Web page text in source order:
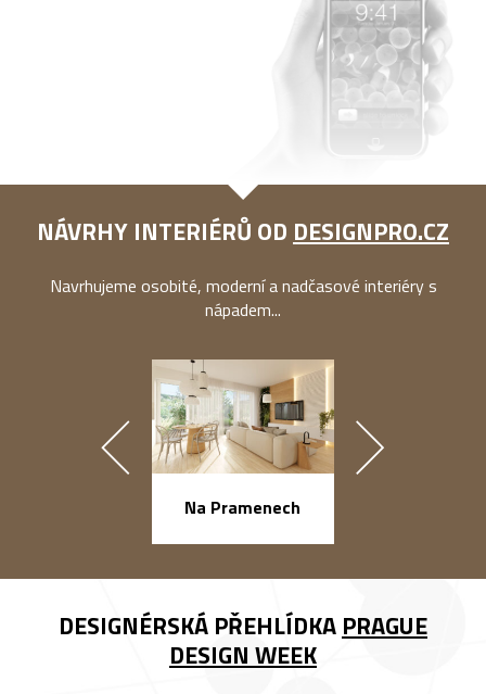
NÁVRHY INTERIÉRŮ OD DESIGNPRO.CZ
Navrhujeme osobité, moderní a nadčasové interiéry s
nápadem...
Na Pramenech
DESIGNÉRSKÁ PŘEHLÍDKA PRAGUE
DESIGN WEEK